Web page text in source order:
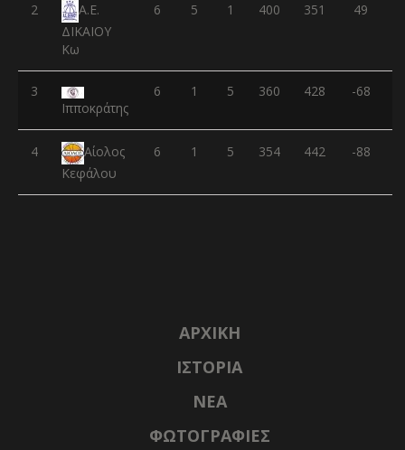
2
Α.Ε.
ΔΙΚΑΙΟΥ
Κω
6 5 1 400 351 49
3
Ιπποκράτης
6 1 5 360 428 -68
4
Αίολος
Κεφάλου
6 1 5 354 442 -88
ΑΡΧΙΚΉ
ΙΣΤΟΡΊΑ
NΈΑ
ΦΩΤΟΓΡΑΦΊΕΣ